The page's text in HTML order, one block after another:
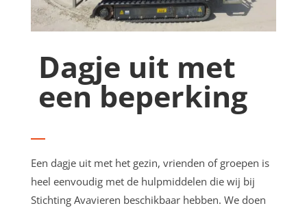
Dagje uit met
een beperking
Een dagje uit met het gezin, vrienden of groepen is
heel eenvoudig met de hulpmiddelen die wij bij
Stichting Avavieren beschikbaar hebben. We doen